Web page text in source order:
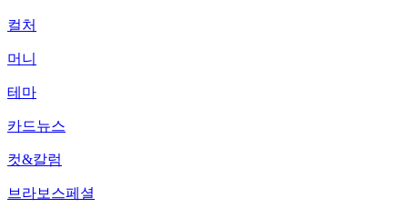
컬처
머니
테마
카드뉴스
컷&칼럼
브라보스페셜